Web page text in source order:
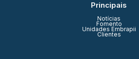
Principais
Notícias
Fomento
Unidades Embrapii
Clientes